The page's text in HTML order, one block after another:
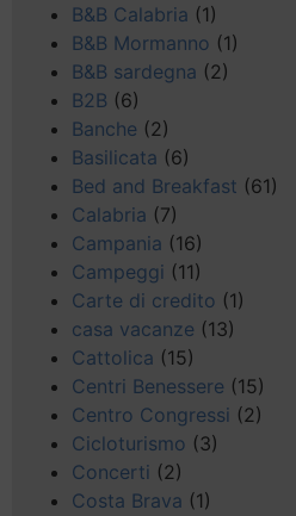
B&B Calabria (1)
B&B Mormanno (1)
B&B sardegna (2)
B2B (6)
Banche (2)
Basilicata (6)
Bed and Breakfast (61)
Calabria (7)
Campania (16)
Campeggi (11)
Carte di credito (1)
casa vacanze (13)
Cattolica (15)
Centri Benessere (15)
Centro Congressi (2)
Cicloturismo (3)
Concerti (2)
Costa Brava (1)